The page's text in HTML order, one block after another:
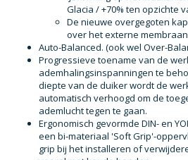
Glacia / +70% ten opzichte
De nieuwe overgegoten
over het externe
Auto-Balanced. (ook wel Over-
Progressieve toename van de
ademhalingsinspanningen te
diepte van de duiker wordt de
automatisch verhoogd om de
ademlucht tegen te gaan.
Ergonomisch gevormde DIN- en
een bi-materiaal 'Soft Grip'-
grip bij het installeren of